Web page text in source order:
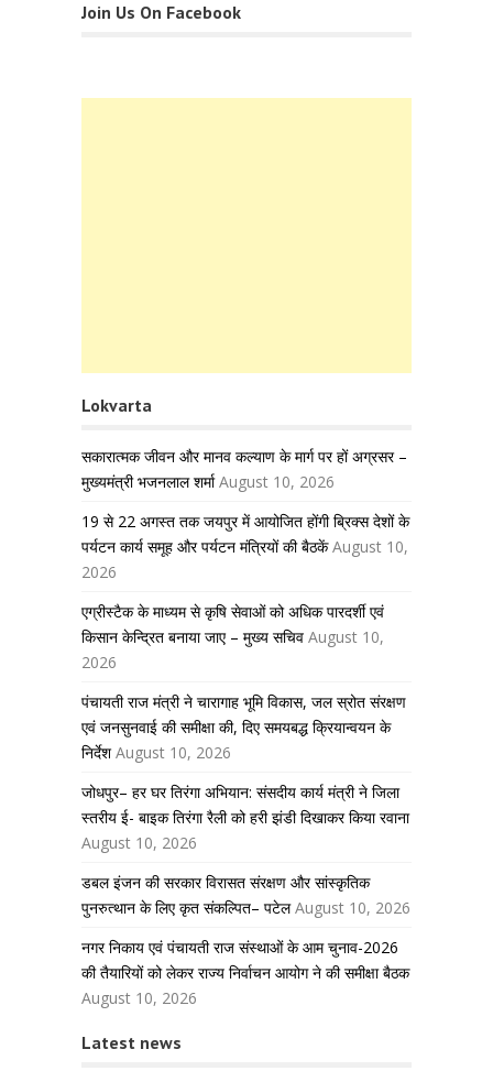
Join Us On Facebook
Lokvarta
सकारात्मक जीवन और मानव कल्याण के मार्ग पर हों अग्रसर –
मुख्यमंत्री भजनलाल शर्मा August 10, 2026
19 से 22 अगस्त तक जयपुर में आयोजित होंगी ब्रिक्स देशों के
पर्यटन कार्य समूह और पर्यटन मंत्रियों की बैठकें August 10,
2026
एग्रीस्टैक के माध्यम से कृषि सेवाओं को अधिक पारदर्शी एवं
किसान केन्द्रित बनाया जाए – मुख्य सचिव August 10,
2026
पंचायती राज मंत्री ने चारागाह भूमि विकास, जल स्रोत संरक्षण
एवं जनसुनवाई की समीक्षा की, दिए समयबद्ध क्रियान्वयन के
निर्देश August 10, 2026
जोधपुर– हर घर तिरंगा अभियान: संसदीय कार्य मंत्री ने जिला
स्तरीय ई- बाइक तिरंगा रैली को हरी झंडी दिखाकर किया रवाना
August 10, 2026
डबल इंजन की सरकार विरासत संरक्षण और सांस्कृतिक
पुनरुत्थान के लिए कृत संकल्पित– पटेल August 10, 2026
नगर निकाय एवं पंचायती राज संस्थाओं के आम चुनाव-2026
की तैयारियों को लेकर राज्य निर्वाचन आयोग ने की समीक्षा बैठक
August 10, 2026
Latest news